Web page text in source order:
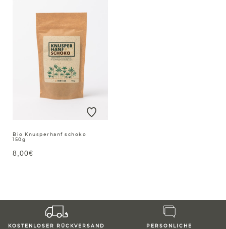
Bio Knusperhanf schoko
150g
8,00€
KOSTENLOSER RÜCKVERSAND
PERSONLICHE